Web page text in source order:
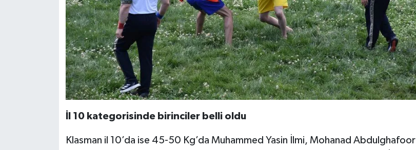
İl 10 kategorisinde birinciler belli oldu
Klasman il 10’da ise 45-50 Kg’da Muhammed Yasin İlmi, Mohanad Abdulghafoor